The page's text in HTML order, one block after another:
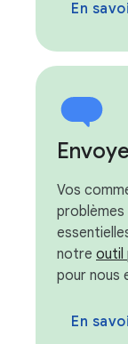
En
Vos
notre outil
pour nous
En